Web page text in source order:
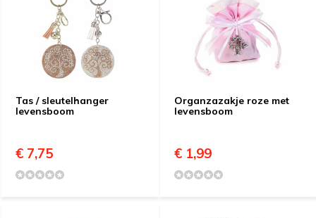
Tas / sleutelhanger
levensboom
€ 7,75
Organzazakje roze met
levensboom
€ 1,99